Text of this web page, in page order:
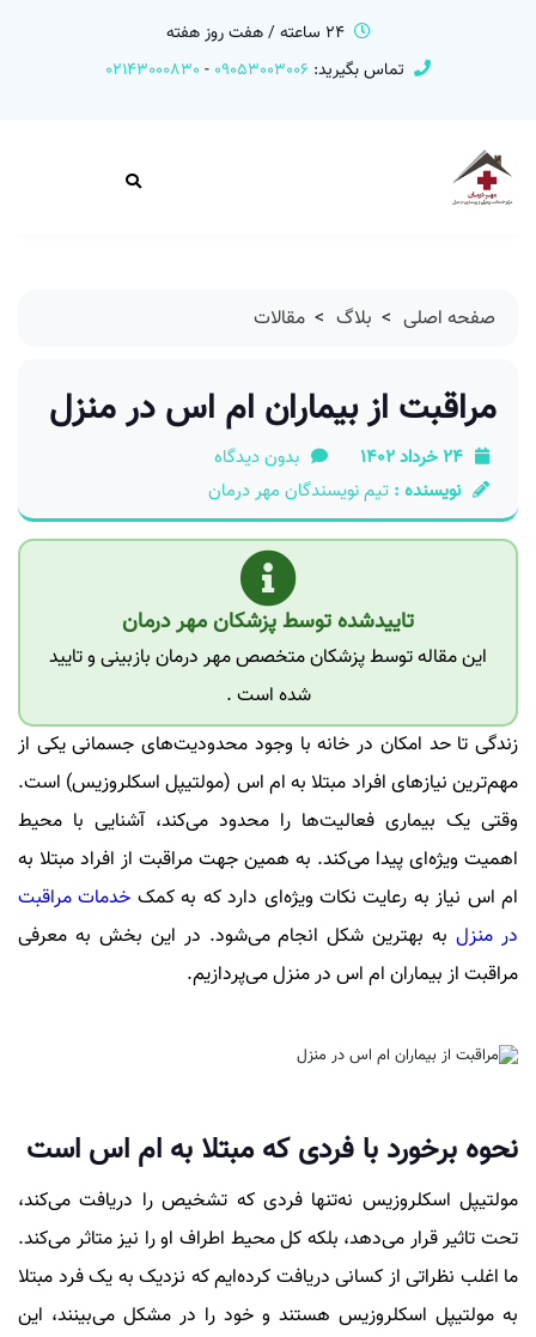
24 ساعته / هفت روز هفته
تماس بگیرید: 09053003006
-
02143000830
صفحه اصلی > بلاگ > مقالات
مراقبت از بیماران ام اس در منزل
24 خرداد 1402
بدون دیدگاه
نویسنده : تیم نویسندگان مهر درمان
تاییدشده توسط پزشکان مهر درمان
این مقاله توسط پزشکان متخصص مهر درمان بازبینی و تایید
شده است .
زندگی تا حد امکان در خانه با وجود محدودیت‌های جسمانی یکی از
مهم‌ترین نیازهای افراد مبتلا به ام اس (مولتیپل اسکلروزیس) است.
وقتی یک بیماری فعالیت‌ها را محدود می‌کند، آشنایی با محیط
اهمیت ویژه‌ای پیدا می‌کند. به همین جهت مراقبت از افراد مبتلا به
ام اس نیاز به رعایت نکات ویژه‌ای دارد که به کمک خدمات مراقبت
در منزلبه بهترین شکل انجام می‌شود. در این بخش به معرفی
مراقبت از بیماران ام اس در منزل می‌پردازیم.
نحوه برخورد با فردی که مبتلا به ام اس است
مولتیپل اسکلروزیس نه‌تنها فردی که تشخیص را دریافت می‌کند،
تحت تاثیر قرار می‌دهد، بلکه کل محیط اطراف او را نیز متاثر می‌کند.
ما اغلب نظراتی از کسانی دریافت کرده‌ایم که نزدیک به یک فرد مبتلا
به مولتیپل اسکلروزیس هستند و خود را در مشکل می‌بینند، این